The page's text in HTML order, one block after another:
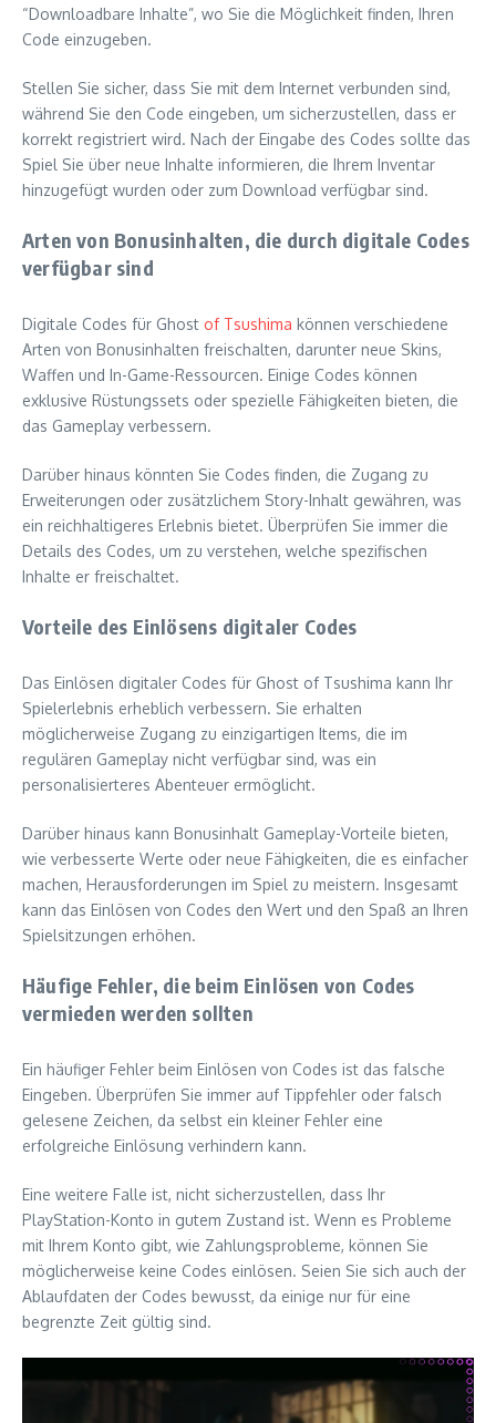
“Downloadbare Inhalte”, wo Sie die Möglichkeit finden, Ihren
Code einzugeben.
Stellen Sie sicher, dass Sie mit dem Internet verbunden sind,
während Sie den Code eingeben, um sicherzustellen, dass er
korrekt registriert wird. Nach der Eingabe des Codes sollte das
Spiel Sie über neue Inhalte informieren, die Ihrem Inventar
hinzugefügt wurden oder zum Download verfügbar sind.
Arten von Bonusinhalten, die durch digitale Codes
verfügbar sind
Digitale Codes für Ghost of Tsushima können verschiedene
Arten von Bonusinhalten freischalten, darunter neue Skins,
Waffen und In-Game-Ressourcen. Einige Codes können
exklusive Rüstungssets oder spezielle Fähigkeiten bieten, die
das Gameplay verbessern.
Darüber hinaus könnten Sie Codes finden, die Zugang zu
Erweiterungen oder zusätzlichem Story-Inhalt gewähren, was
ein reichhaltigeres Erlebnis bietet. Überprüfen Sie immer die
Details des Codes, um zu verstehen, welche spezifischen
Inhalte er freischaltet.
Vorteile des Einlösens digitaler Codes
Das Einlösen digitaler Codes für Ghost of Tsushima kann Ihr
Spielerlebnis erheblich verbessern. Sie erhalten
möglicherweise Zugang zu einzigartigen Items, die im
regulären Gameplay nicht verfügbar sind, was ein
personalisierteres Abenteuer ermöglicht.
Darüber hinaus kann Bonusinhalt Gameplay-Vorteile bieten,
wie verbesserte Werte oder neue Fähigkeiten, die es einfacher
machen, Herausforderungen im Spiel zu meistern. Insgesamt
kann das Einlösen von Codes den Wert und den Spaß an Ihren
Spielsitzungen erhöhen.
Häufige Fehler, die beim Einlösen von Codes
vermieden werden sollten
Ein häufiger Fehler beim Einlösen von Codes ist das falsche
Eingeben. Überprüfen Sie immer auf Tippfehler oder falsch
gelesene Zeichen, da selbst ein kleiner Fehler eine
erfolgreiche Einlösung verhindern kann.
Eine weitere Falle ist, nicht sicherzustellen, dass Ihr
PlayStation-Konto in gutem Zustand ist. Wenn es Probleme
mit Ihrem Konto gibt, wie Zahlungsprobleme, können Sie
möglicherweise keine Codes einlösen. Seien Sie sich auch der
Ablaufdaten der Codes bewusst, da einige nur für eine
begrenzte Zeit gültig sind.